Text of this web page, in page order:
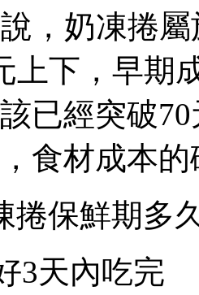
奶凍捲屬
上下，早期
已經突破
食材成本
保鮮期多
天內吃完